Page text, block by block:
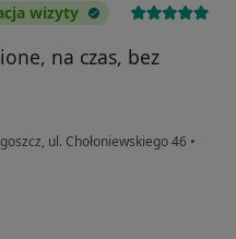
wizyty
na czas, bez
ul. Chołoniewskiego 46 •